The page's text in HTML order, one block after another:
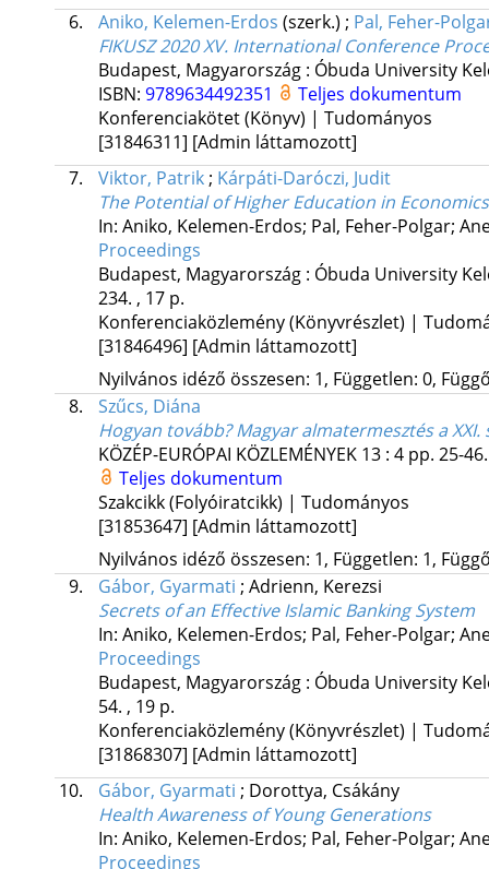
6.
Aniko, Kelemen-Erdos (szerk.) ; Pal, Feher-
FIKUSZ 2020 XV. International Conference
Budapest, Magyarország : Óbuda University
ISBN: 9789634492351
Teljes dokumentum
Konferenciakötet (Könyv) | Tudományos
[31846311] [Admin láttamozott]
7.
Viktor, Patrik; Kárpáti-Daróczi, Judit
The Potential of Higher Education in
In: Aniko, Kelemen-Erdos; Pal, Feher-Polgar;
Proceedings
Budapest, Magyarország : Óbuda University
234. , 17 p.
Konferenciaközlemény (Könyvrészlet) |
[31846496] [Admin láttamozott]
Nyilvános idéző összesen: 1, Független: 0,
8.
Szűcs, Diána
Hogyan tovább? Magyar almatermesztés a XXI.
KÖZÉP-EURÓPAI KÖZLEMÉNYEK 13: 4 pp. 25-
Teljes dokumentum
Szakcikk (Folyóiratcikk) | Tudományos
[31853647] [Admin láttamozott]
Nyilvános idéző összesen: 1, Független: 1,
9.
Gábor, Gyarmati ; Adrienn, Kerezsi
Secrets of an Effective Islamic Banking System
In: Aniko, Kelemen-Erdos; Pal, Feher-Polgar;
Proceedings
Budapest, Magyarország : Óbuda University
54. , 19 p.
Konferenciaközlemény (Könyvrészlet) |
[31868307] [Admin láttamozott]
10.
Gábor, Gyarmati ; Dorottya, Csákány
Health Awareness of Young Generations
In: Aniko, Kelemen-Erdos; Pal, Feher-Polgar;
Proceedings